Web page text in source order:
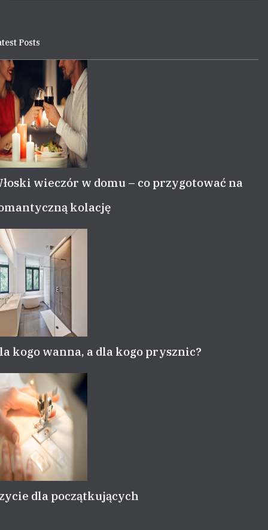
Posts
wieczór w domu – co przygotować na
kolację
kogo wanna, a dla kogo prysznic?
dla początkujących